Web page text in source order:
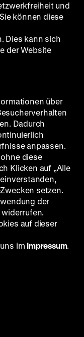
Miranda
Dunbar, Jaye
ihrer Mitkämpfer
auf einem
Soldaten
sich
seiner
Beziehung,
aus seinem
Mädchens in
IRA fehlschlagen,
kann flüchten
Am Boden
Fergus Jodys
in London auf
sie ihr Lied –
und
können diese
Dies kann sich
der Website
über
Dadurch
anpassen.
diese
Klicken auf „Alle
setzen.
der
auf dieser
im Impressum.